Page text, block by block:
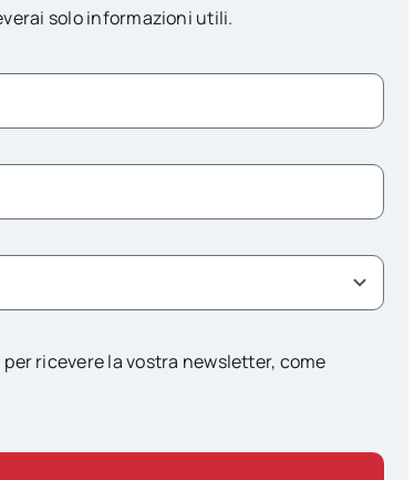
solo informazioni utili.
ricevere la vostra newsletter, come